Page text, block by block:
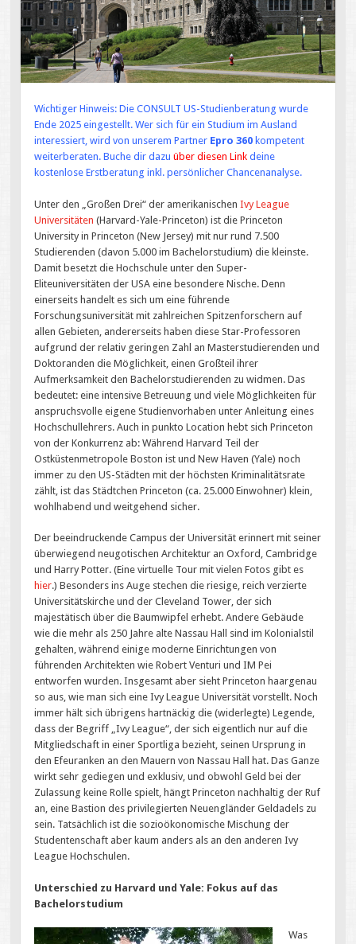
Wichtiger Hinweis: Die CONSULT US-Studienberatung wurde
Ende 2025 eingestellt. Wer sich für ein Studium im Ausland
interessiert, wird von unserem Partner Epro 360 kompetent
weiterberaten. Buche dir dazuüber diesen Link deine
kostenlose Erstberatung inkl. persönlicher Chancenanalyse.
Unter den „Großen Drei“ der amerikanischen Ivy League
Universitäten (Harvard-Yale-Princeton) ist die Princeton
University in Princeton (New Jersey) mit nur rund 7.500
Studierenden (davon 5.000 im Bachelorstudium) die kleinste.
Damit besetzt die Hochschule unter den Super-
Eliteuniversitäten der USA eine besondere Nische. Denn
einerseits handelt es sich um eine führende
Forschungsuniversität mit zahlreichen Spitzenforschern auf
allen Gebieten, andererseits haben diese Star-Professoren
aufgrund der relativ geringen Zahl an Masterstudierenden und
Doktoranden die Möglichkeit, einen Großteil ihrer
Aufmerksamkeit den Bachelorstudierenden zu widmen. Das
bedeutet: eine intensive Betreuung und viele Möglichkeiten für
anspruchsvolle eigene Studienvorhaben unter Anleitung eines
Hochschullehrers. Auch in punkto Location hebt sich Princeton
von der Konkurrenz ab: Während Harvard Teil der
Ostküstenmetropole Boston ist und New Haven (Yale) noch
immer zu den US-Städten mit der höchsten Kriminalitätsrate
zählt, ist das Städtchen Princeton (ca. 25.000 Einwohner) klein,
wohlhabend und weitgehend sicher.
Der beeindruckende Campus der Universität erinnert mit seiner
überwiegend neugotischen Architektur an Oxford, Cambridge
und Harry Potter. (Eine virtuelle Tour mit vielen Fotos gibt es
hier.) Besonders ins Auge stechen die riesige, reich verzierte
Universitätskirche und der Cleveland Tower, der sich
majestätisch über die Baumwipfel erhebt. Andere Gebäude
wie die mehr als 250 Jahre alte Nassau Hall sind im Kolonialstil
gehalten, während einige moderne Einrichtungen von
führenden Architekten wie Robert Venturi und IM Pei
entworfen wurden. Insgesamt aber sieht Princeton haargenau
so aus, wie man sich eine Ivy League Universität vorstellt. Noch
immer hält sich übrigens hartnäckig die (widerlegte) Legende,
dass der Begriff „Ivy League“, der sich eigentlich nur auf die
Mitgliedschaft in einer Sportliga bezieht, seinen Ursprung in
den Efeuranken an den Mauern von Nassau Hall hat. Das Ganze
wirkt sehr gediegen und exklusiv, und obwohl Geld bei der
Zulassung keine Rolle spielt, hängt Princeton nachhaltig der Ruf
an, eine Bastion des privilegierten Neuengländer Geldadels zu
sein. Tatsächlich ist die sozioökonomische Mischung der
Studentenschaft aber kaum anders als an den anderen Ivy
League Hochschulen.
Unterschied zu Harvard und Yale: Fokus auf das
Bachelorstudium
Was